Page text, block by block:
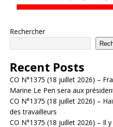
Rechercher
Recent Posts
CO N°1375 (18 juillet 2026) –
Marine Le Pen sera aux
CO N°1375 (18 juillet 2026) –
des travailleurs
CO N°1375 (18 juillet 2026) – Il